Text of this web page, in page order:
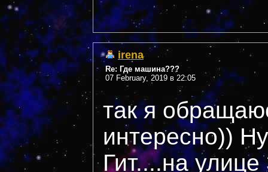
irena
Re: Где машина???
07 February, 2019 в 22:05
так я
интересно))
Гит....на